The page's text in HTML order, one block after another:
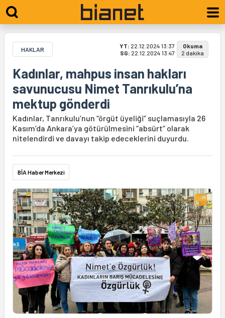
HAKLAR YT: 22.12.2024 13:37
SG: 22.12.2024 13:47
Okuma
2 dakika
Kadınlar, mahpus insan hakları
savunucusu Nimet Tanrıkulu’na
mektup gönderdi
Kadınlar, Tanrıkulu’nun “örgüt üyeliği” suçlamasıyla 26
Kasım’da Ankara’ya götürülmesini “absürt” olarak
nitelendirdi ve davayı takip edeceklerini duyurdu.
BİA Haber Merkezi